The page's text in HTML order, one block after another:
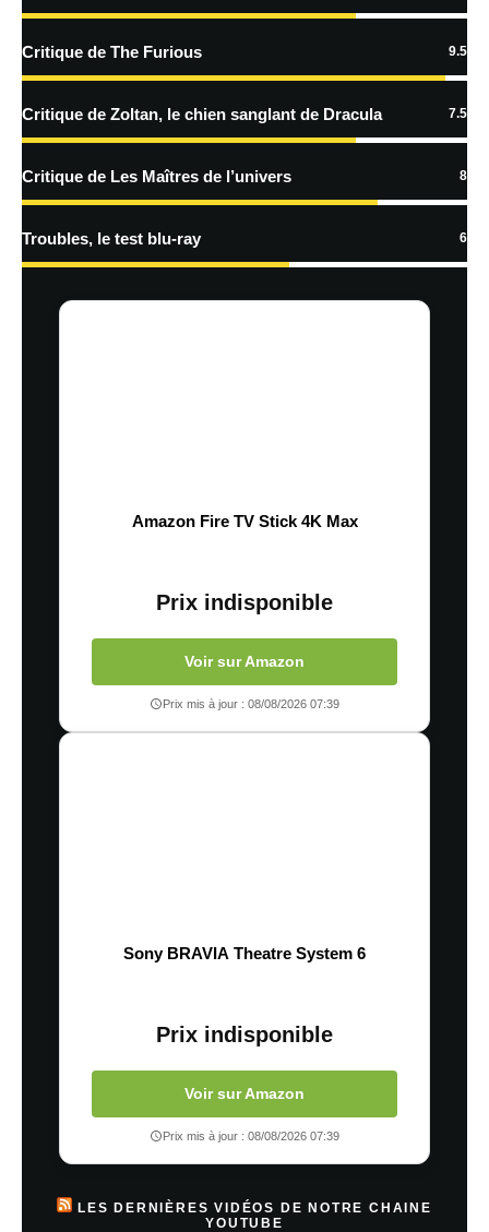
En savoir
traitées
Critique de The Furious 9.5
Critique de Zoltan, le chien sanglant de Dracula 7.5
Critique de Les Maîtres de l’univers 8
Troubles, le test blu-ray 6
Amazon Fire TV Stick 4K Max
Prix indisponible
Voir sur Amazon
Prix mis à jour : 08/08/2026 07:39
Sony BRAVIA Theatre System 6
Prix indisponible
Voir sur Amazon
Prix mis à jour : 08/08/2026 07:39
LES DERNIÈRES VIDÉOS DE NOTRE CHAINE
YOUTUBE